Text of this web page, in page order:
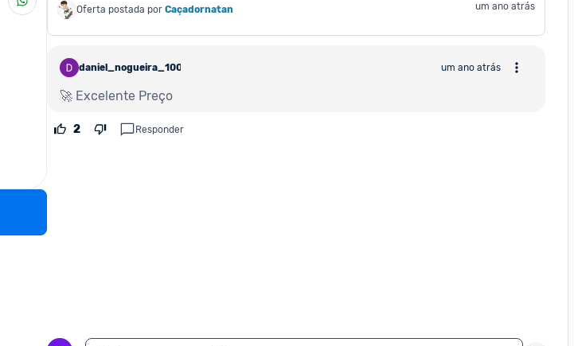
Oferta postada por Caçadornatan um ano atrás
daniel_nogueira_1007207 um ano atrás
🚀 Excelente Preço
2 Responder